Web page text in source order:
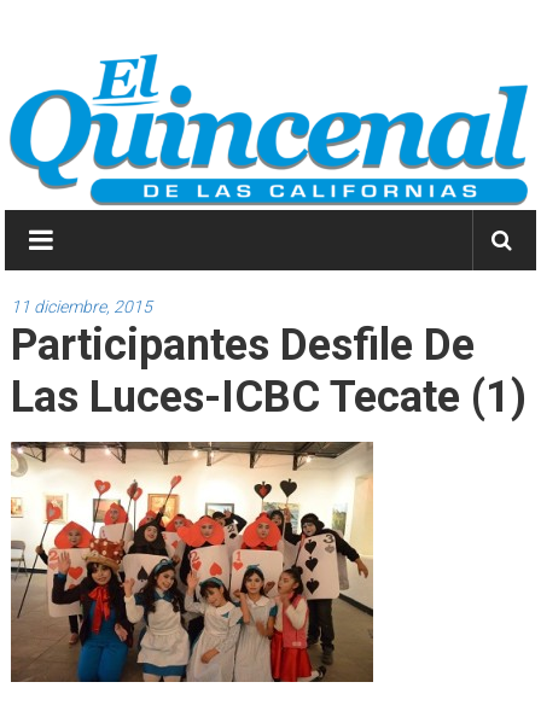
Quincenal
de
las
Californias
Primero
Dios
y
después
11 diciembre, 2015
Participantes Desfile De
Las Luces-ICBC Tecate (1)